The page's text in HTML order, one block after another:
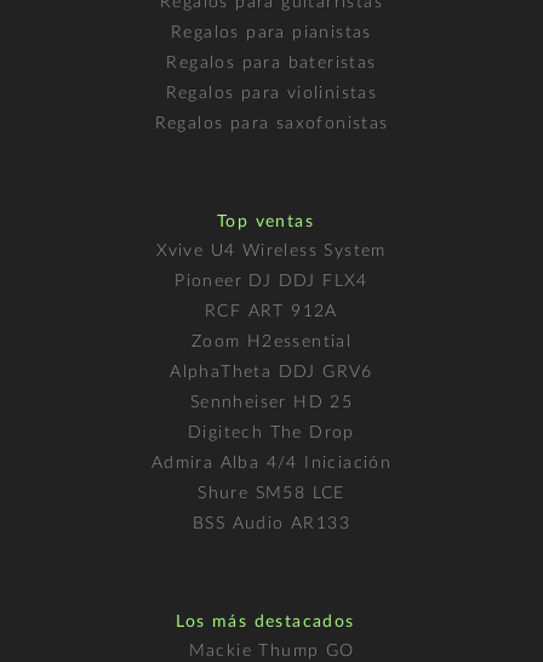
Regalos para pianistas
Regalos para bateristas
Regalos para violinistas
Regalos para saxofonistas
Top ventas
Xvive U4 Wireless System
Pioneer DJ DDJ FLX4
RCF ART 912A
Zoom H2essential
AlphaTheta DDJ GRV6
Sennheiser HD 25
Digitech The Drop
Admira Alba 4/4 Iniciación
Shure SM58 LCE
BSS Audio AR133
Los más destacados
Mackie Thump GO